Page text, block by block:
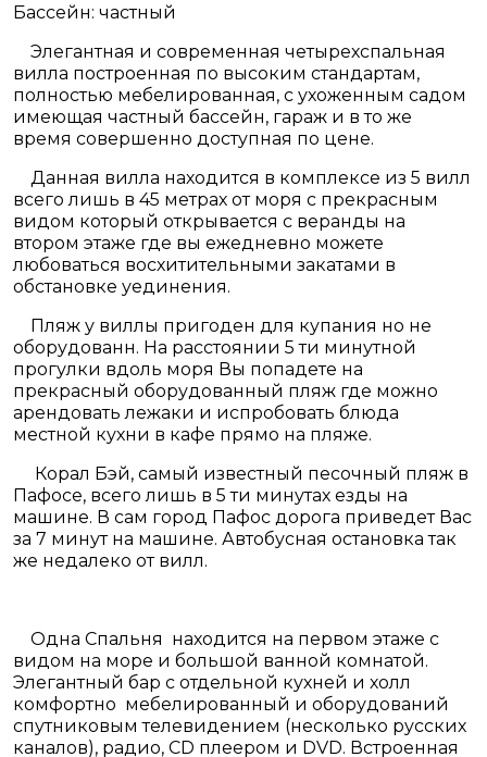
Бассейн: частный
Элегантная и современная четырехспальная
вилла построенная по высоким стандартам,
полностью мебелированная, с ухоженным садом
имеющая частный бассейн, гараж и в то же
время совершенно доступная по цене.
Данная вилла находится в комплексе из 5 вилл
всего лишь в 45 метрах от моря с прекрасным
видом который открывается с веранды на
втором этаже где вы ежедневно можете
любоваться восхитительными закатами в
обстановке уединения.
Пляж у виллы пригоден для купания но не
оборудованн. На расстоянии 5 ти минутной
прогулки вдоль моря Вы попадете на
прекрасный оборудованный пляж где можно
арендовать лежаки и испробовать блюда
местной кухни в кафе прямо на пляже.
Корал Бэй, самый известный песочный пляж в
Пафосе, всего лишь в 5 ти минутах езды на
машине. В сам город Пафос дорога приведет Вас
за 7 минут на машине. Автобусная остановка так
же недалеко от вилл.
Одна Спальня находится на первом этаже с
видом на море и большой ванной комнатой.
Элегантный бар с отдельной кухней и холл
комфортно мебелированный и оборудований
спутниковым телевидением (несколько русских
каналов), радио, CD плеером и DVD. Встроенная